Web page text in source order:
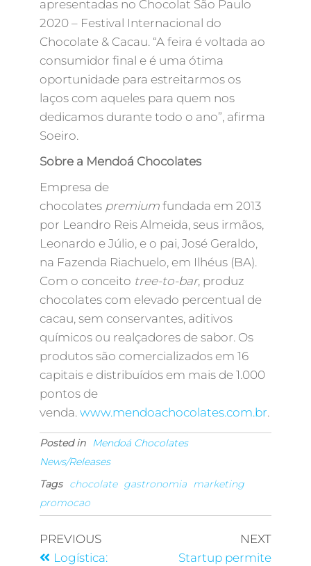
apresentadas no Chocolat São Paulo
2020 – Festival Internacional do
Chocolate & Cacau. “A feira é voltada ao
consumidor final e é uma ótima
oportunidade para estreitarmos os
laços com aqueles para quem nos
dedicamos durante todo o ano”, afirma
Soeiro.
Sobre a Mendoá Chocolates
Empresa de
chocolates premiumfundada em 2013
por Leandro Reis Almeida, seus irmãos,
Leonardo e Júlio, e o pai, José Geraldo,
na Fazenda Riachuelo, em Ilhéus (BA).
Com o conceito tree-to-bar, produz
chocolates com elevado percentual de
cacau, sem conservantes, aditivos
químicos ou realçadores de sabor. Os
produtos são comercializados em 16
capitais e distribuídos em mais de 1.000
pontos de
venda. www.mendoachocolates.com.br.
Posted in
Mendoá Chocolates
News/Releases
Tags
chocolate gastronomia marketing
promocao
PREVIOUS
Logística:
NEXT
Startup permite